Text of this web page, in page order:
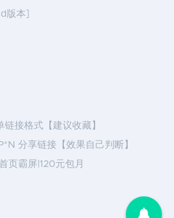
版本]
接格式【建议收藏】
分享链接【效果自己判断】
页霸屏|120元包月